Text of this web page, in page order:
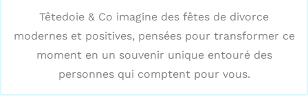
Têtedoie & Co imagine des fêtes de divorce
modernes et positives, pensées pour transformer ce
moment en un souvenir unique entouré des
personnes qui comptent pour vous.